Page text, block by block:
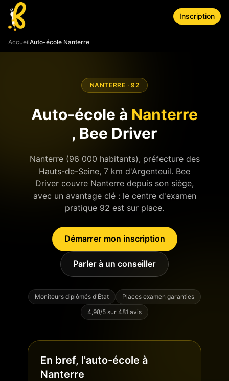
Aller au contenu principal
Inscription
AccueilAuto-école Nanterre
NANTERRE ·92
Auto-école à Nanterre
, Bee Driver
Nanterre (96 000 habitants), préfecture des
Hauts-de-Seine, 7 km d'Argenteuil. Bee
Driver couvre Nanterre depuis son siège,
avec un avantage clé : le centre d'examen
pratique 92 est sur place.
Démarrer mon inscription
Parler à un conseiller
Moniteurs diplômés d'État
Places examen garanties
4,98/5 sur 481 avis
En bref, l'auto-école à
Nanterre